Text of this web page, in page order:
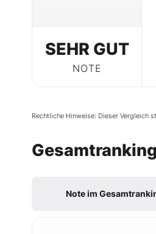
SEHR GUT
NOTE
Rechtliche Hinweise: Dieser Vergleich
Note im